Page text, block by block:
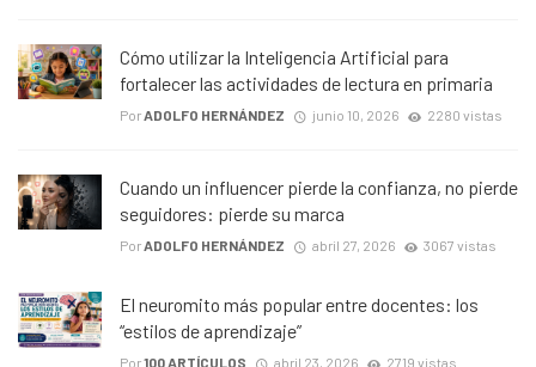
Cómo utilizar la Inteligencia Artificial para
fortalecer las actividades de lectura en primaria
PorADOLFO HERNÁNDEZ junio 10, 2026 2280 vistas
Cuando un influencer pierde la confianza, no pierde
seguidores: pierde su marca
PorADOLFO HERNÁNDEZ abril 27, 2026 3067 vistas
El neuromito más popular entre docentes: los
“estilos de aprendizaje”
Por100 ARTÍCULOS abril 23, 2026 2719 vistas